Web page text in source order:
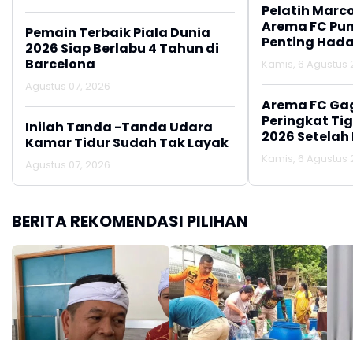
Pemain Terbaik Piala Dunia
2026 Siap Berlabu 4 Tahun di
Barcelona
Agustus 07, 2026
Inilah Tanda -Tanda Udara
Kamar Tidur Sudah Tak Layak
Agustus 07, 2026
Pelatih
Arema FC
Penting
Kamis, 6 Agustus
Arema FC
Peringkat
2026
Persija
Kamis, 6 Agustus
BERITA REKOMENDASI PILIHAN